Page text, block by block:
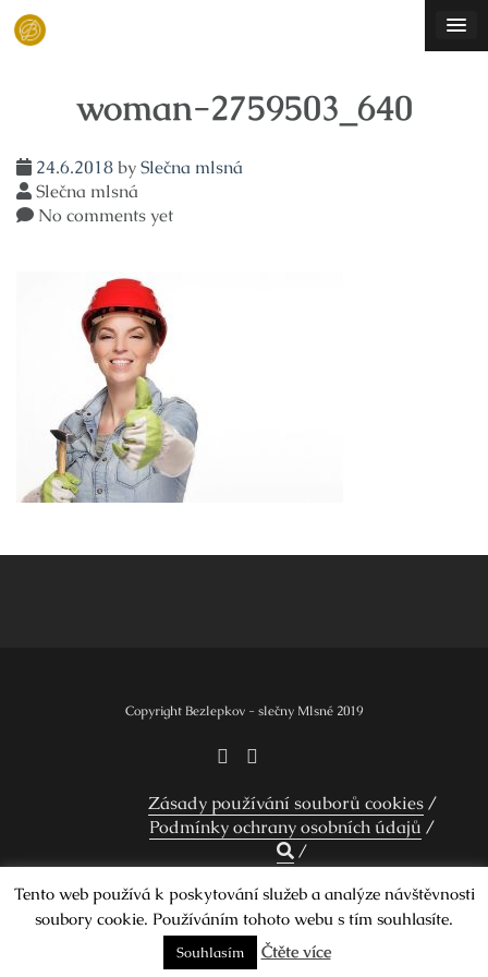
Skip
woman-2759503_640
24.6.2018bySlečna mlsná
Slečna mlsná
No comments yet
Copyright Bezlepkov - slečny Mlsné 2019
Zásady používání souborů cookies
Podmínky ochrany osobních údajů
Design by Smartcat
Tento web používá k poskytování služeb a analýze návštěvnosti
soubory cookie. Používáním tohoto webu s tím souhlasíte.
Souhlasím Čtěte více